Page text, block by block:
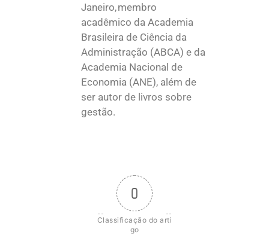
Janeiro, membro
acadêmico da Academia
Brasileira de Ciência da
Administração (ABCA) e da
Academia Nacional de
Economia (ANE), além de
ser autor de livros sobre
gestão.
0
Classificação do arti
go